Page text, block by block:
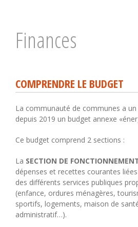
Finances
COMPRENDRE LE BUDGET
La communauté de communes a
depuis 2019 un budget annexe
Ce budget comprend 2 sections :
La SECTION DE
dépenses et recettes courantes
des différents services publiques
(enfance, ordures ménagères,
sportifs, logements, maison de
administratif…).